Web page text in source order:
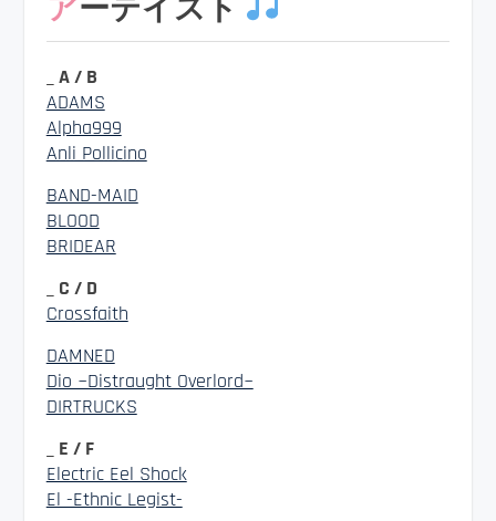
アーテイスト
_ A / B
ADAMS
Alpha999
Anli Pollicino
BAND-MAID
BLOOD
BRIDEAR
_ C / D
Crossfaith
DAMNED
Dio ~Distraught Overlord~
DIRTRUCKS
_ E / F
Electric Eel Shock
El -Ethnic Legist-